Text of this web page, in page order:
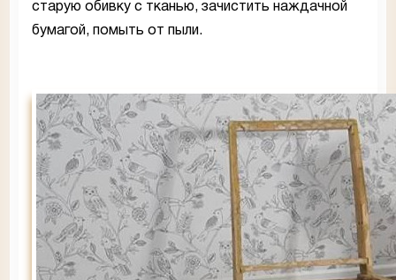
старую обивку с тканью, зачистить наждачной
бумагой, помыть от пыли.